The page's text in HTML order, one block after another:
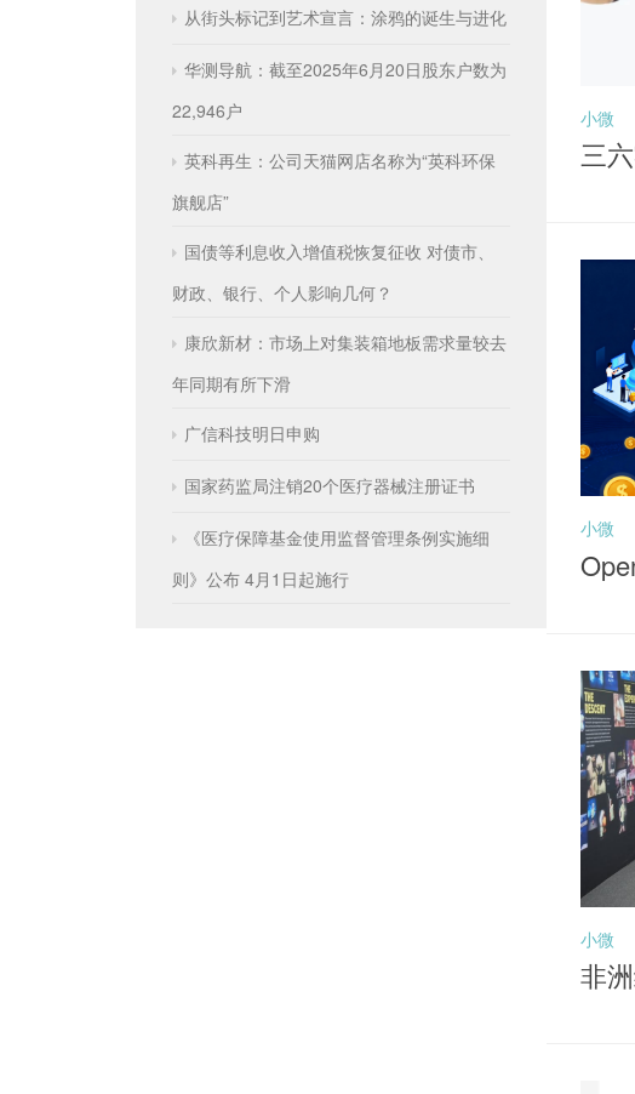
小微
三
小微
小微
非
从街头标记到艺术宣言：涂鸦的诞生与进化
华测导航：截至2025年6月20日股东户数为
22,946户
英科再生：公司天猫网店名称为“英科环保
旗舰店”
国债等利息收入增值税恢复征收 对债市、
财政、银行、个人影响几何？
康欣新材：市场上对集装箱地板需求量较去
年同期有所下滑
广信科技明日申购
国家药监局注销20个医疗器械注册证书
《医疗保障基金使用监督管理条例实施细
则》公布 4月1日起施行